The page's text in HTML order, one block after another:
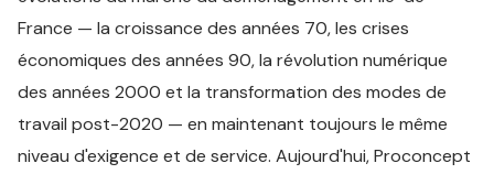
France — la croissance des années 70, les crises
économiques des années 90, la révolution numérique
des années 2000 et la transformation des modes de
travail post-2020 — en maintenant toujours le même
niveau d'exigence et de service. Aujourd'hui, Proconcept